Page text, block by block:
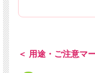
＜ 用途・ご注意マ